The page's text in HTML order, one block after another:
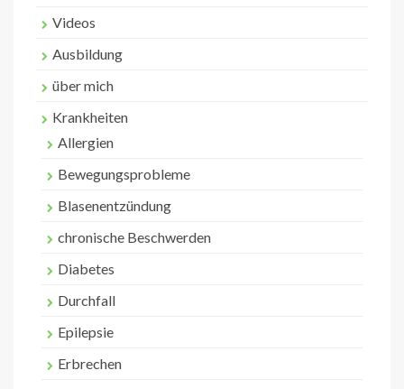
Videos
Ausbildung
über mich
Krankheiten
Allergien
Bewegungsprobleme
Blasenentzündung
chronische Beschwerden
Diabetes
Durchfall
Epilepsie
Erbrechen